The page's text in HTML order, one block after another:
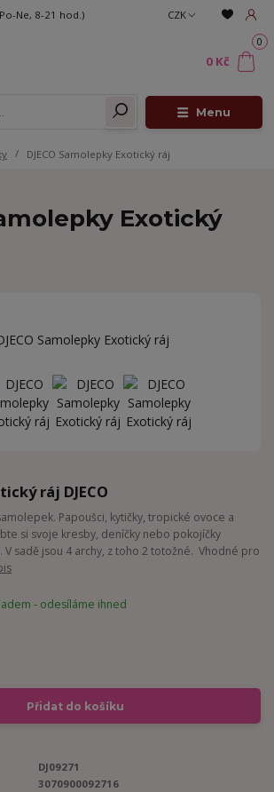
Menu
CZK
Ne, 8-21 hod.)
0
0 Kč
DJECO Samolepky Exotický ráj
Exotický
ráj DJECO
Papoušci, kytičky, tropické ovoce a
si svoje kresby, deníčky nebo pokojíčky
V sadě jsou 4 archy, z toho 2 totožné. Vhodné pro
- odesíláme ihned
Přidat do košíku
DJ09271
3070900092716